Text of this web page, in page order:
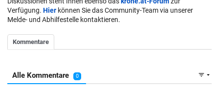
Verfügung. Hier können Sie das Community-Team via unserer
Melde- und Abhilfestelle kontaktieren.